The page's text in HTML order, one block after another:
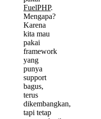
FuelPHP.
Mengapa?
Karena
kita mau
pakai
framework
yang
punya
support
bagus,
terus
dikembangkan,
tapi tetap